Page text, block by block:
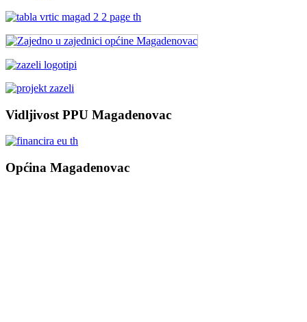
Vidljivost PPU Magadenovac
Općina Magadenovac